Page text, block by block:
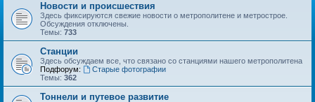
Новости и происшествия
Здесь фиксируются свежие новости о метрополитене и метрострое.
Обсуждения отключены.
Темы: 733
Станции
Здесь обсуждаем все, что связано со станциями нашего метрополитена
Подфорум:
Старые фотографии
Темы: 362
Тоннели и путевое развитие